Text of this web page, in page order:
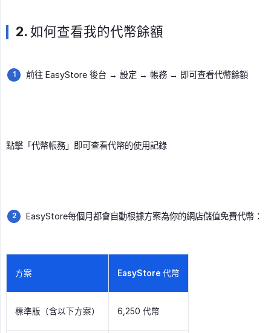
2. 如何查看我的代幣餘額
前往 EasyStore 後台 → 設定 → 帳務 → 即可查看代幣餘額
點擊「代幣帳務」即可查看代幣的使用記錄
EasyStore每個月都會自動根據方案為你的網店儲值免費代幣：
方案 EasyStore 代幣
標準版（含以下方案） 6,250 代幣